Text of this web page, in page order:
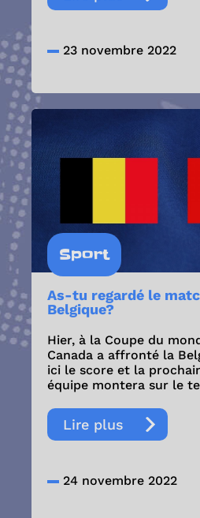
23 novembre 2022
Sport
As-tu regardé le
Belgique?
Hier, à la Coupe du
Canada a affronté la
ici le score et la
équipe montera sur le
Lire plus
24 novembre 2022